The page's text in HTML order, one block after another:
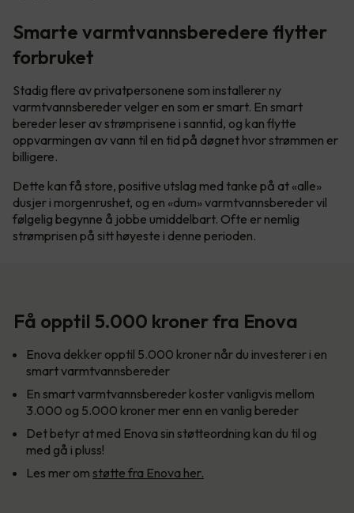
Smarte varmtvannsberedere flytter
forbruket
Stadig flere av privatpersonene som installerer ny
varmtvannsbereder velger en som er smart. En smart
bereder leser av strømprisene i sanntid, og kan flytte
oppvarmingen av vann til en tid på døgnet hvor strømmen er
billigere.
Dette kan få store, positive utslag med tanke på at «alle»
dusjer i morgenrushet, og en «dum» varmtvannsbereder vil
følgelig begynne å jobbe umiddelbart. Ofte er nemlig
strømprisen på sitt høyeste i denne perioden.
Få opptil 5.000 kroner fra Enova
Enova dekker opptil 5.000 kroner når du investerer i en
smart varmtvannsbereder
En smart varmtvannsbereder koster vanligvis mellom
3.000 og 5.000 kroner mer enn en vanlig bereder
Det betyr at med Enova sin støtteordning kan du til og
med gå i pluss!
Les mer om støtte fra Enova her.